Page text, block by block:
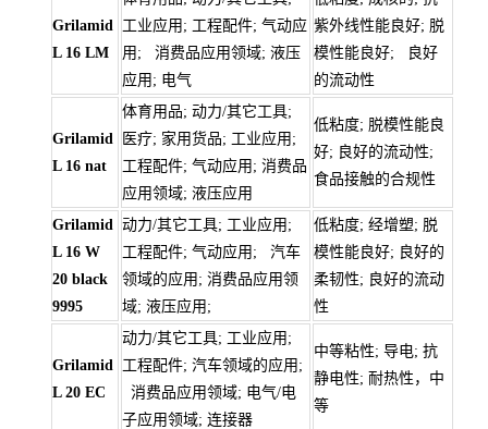
Grilamid
L 16 LM
工业应用; 工程配件; 气动应
用; 消费品应用领域; 液压
应用; 电气
紫外线性能良好; 脱
模性能良好; 良好
的流动性
Grilamid
L 16 nat
体育用品; 动力/其它工具;
医疗; 家用货品; 工业应用;
工程配件; 气动应用; 消费品
应用领域; 液压应用
低粘度; 脱模性能良
好; 良好的流动性;
食品接触的合规性
Grilamid
L 16 W
20 black
9995
动力/其它工具; 工业应用;
工程配件; 气动应用; 汽车
领域的应用; 消费品应用领
域; 液压应用;
低粘度; 经增塑; 脱
模性能良好; 良好的
柔韧性; 良好的流动
性
Grilamid
L 20 EC
动力/其它工具; 工业应用;
工程配件; 汽车领域的应用;
消费品应用领域; 电气/电
子应用领域; 连接器
中等粘性; 导电; 抗
静电性; 耐热性，中
等